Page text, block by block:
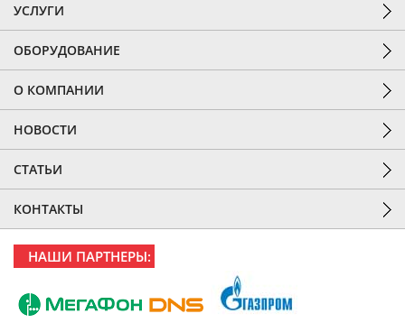
УСЛУГИ
ОБОРУДОВАНИЕ
О КОМПАНИИ
НОВОСТИ
СТАТЬИ
КОНТАКТЫ
НАШИ ПАРТНЕРЫ: